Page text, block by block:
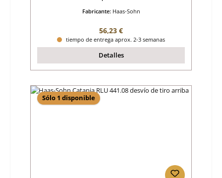
Fabricante: Haas-Sohn
Precio normal:
56,23 €
tiempo de entrega aprox. 2-3 semanas
Detalles
Sólo 1 disponible